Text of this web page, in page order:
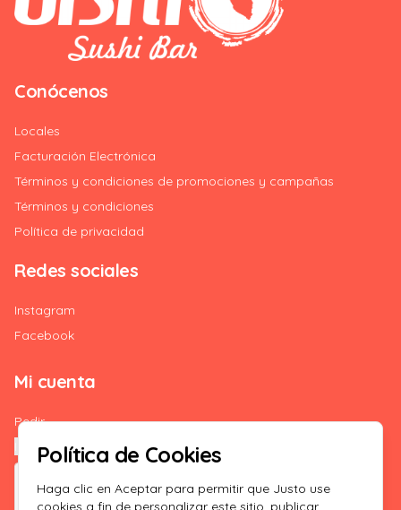
Conócenos
Locales
Facturación Electrónica
Términos y condiciones de promociones y campañas
Términos y condiciones
Política de privacidad
Redes sociales
Instagram
Facebook
Mi cuenta
Pedir
Iniciar sesión
Política de Cookies
Haga clic en Aceptar para permitir que Justo use
cookies a fin de personalizar este sitio, publicar